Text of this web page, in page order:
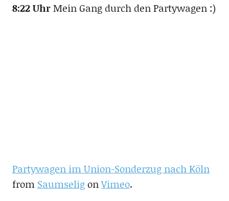
8:22 UhrMein Gang durch den Partywagen :)
Partywagen im Union-Sonderzug nach Köln
from SaumseligonVimeo.